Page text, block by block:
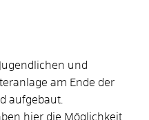
und
am Ende der
aufgebaut.
hier die Möglichkeit